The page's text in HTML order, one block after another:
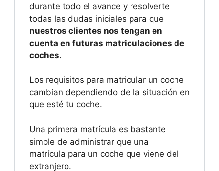
durante todo el avance y resolverte
todas las dudas iniciales para que
nuestros clientes nos tengan en
cuenta en futuras matriculaciones de
coches.
Los requisitos para matricular un coche
cambian dependiendo de la situación en
que esté tu coche.
Una primera matrícula es bastante
simple de administrar que una
matrícula para un coche que viene del
extranjero.